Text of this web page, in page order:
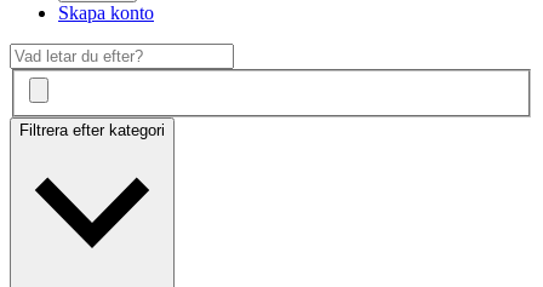
Skapa konto
Filtrera efter kategori